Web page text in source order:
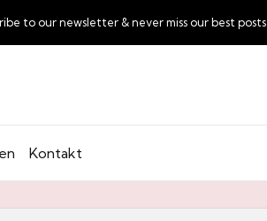
to our newsletter & never miss our best posts.
Kontakt